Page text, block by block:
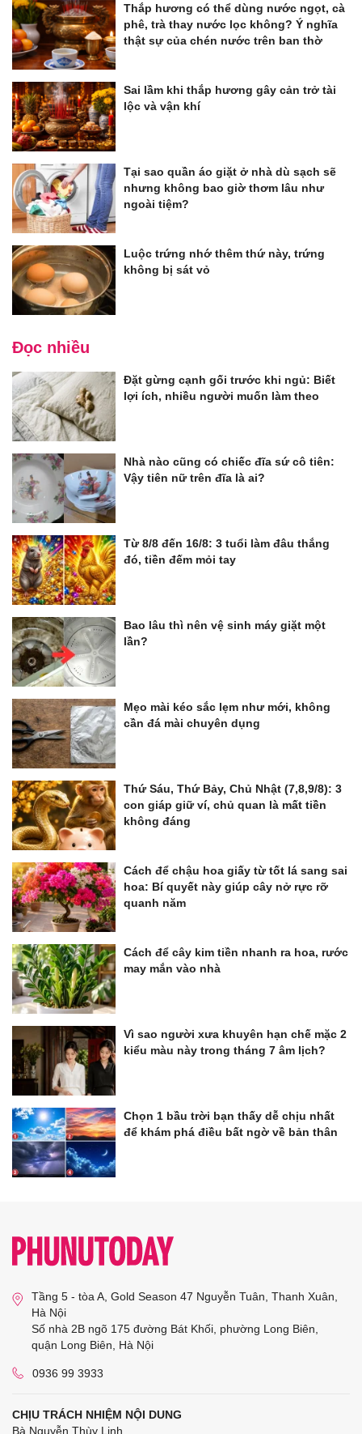
Thắp hương có thể dùng nước ngọt, cà
phê, trà thay nước lọc không? Ý nghĩa
thật sự của chén nước trên ban thờ
Sai lầm khi thắp hương gây cản trở tài
lộc và vận khí
Tại sao quần áo giặt ở nhà dù sạch sẽ
nhưng không bao giờ thơm lâu như
ngoài tiệm?
Luộc trứng nhớ thêm thứ này, trứng
không bị sát vỏ
Đọc nhiều
Đặt gừng cạnh gối trước khi ngủ: Biết
lợi ích, nhiều người muốn làm theo
Nhà nào cũng có chiếc đĩa sứ cô tiên:
Vậy tiên nữ trên đĩa là ai?
Từ 8/8 đến 16/8: 3 tuổi làm đâu thắng
đó, tiền đếm mỏi tay
Bao lâu thì nên vệ sinh máy giặt một
lần?
Mẹo mài kéo sắc lẹm như mới, không
cần đá mài chuyên dụng
Thứ Sáu, Thứ Bảy, Chủ Nhật (7,8,9/8): 3
con giáp giữ ví, chủ quan là mất tiền
không đáng
Cách để chậu hoa giấy từ tốt lá sang sai
hoa: Bí quyết này giúp cây nở rực rỡ
quanh năm
Cách để cây kim tiền nhanh ra hoa, rước
may mắn vào nhà
Vì sao người xưa khuyên hạn chế mặc 2
kiểu màu này trong tháng 7 âm lịch?
Chọn 1 bầu trời bạn thấy dễ chịu nhất
để khám phá điều bất ngờ về bản thân
Tầng 5 - tòa A, Gold Season 47 Nguyễn Tuân, Thanh Xuân,
Hà Nội
Số nhà 2B ngõ 175 đường Bát Khối, phường Long Biên,
quận Long Biên, Hà Nội
0936 99 3933
CHỊU TRÁCH NHIỆM NỘI DUNG
Bà Nguyễn Thùy Linh